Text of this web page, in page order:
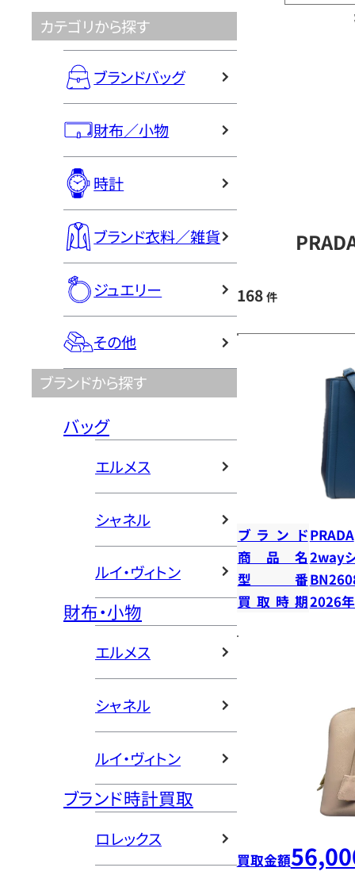
カテゴリから探す
ブランドバッグ
財布／小物
時計
ブランド衣料／雑貨
ジュエリー
その他
ブランドから探す
バッグ
エルメス
シャネル
ルイ・ヴィトン
財布・小物
エルメス
シャネル
ルイ・ヴィトン
ブランド時計買取
ロレックス
168 件
ブランドPRADA
商品名2way
型番
買取時期2026
買取金額